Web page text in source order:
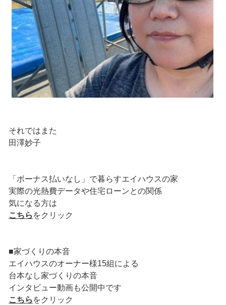
それではまた
田澤妙子
「ボーナス払いなし」で暮らすエイハウスの家
実際の光熱費データや住宅ローンとの関係
気になる方は
こちら をクリック
■家づくりの本音
エイハウスのオーナー様15組による
台本なし家づくりの本音
インタビュー動画も公開中です
こちら をクリック